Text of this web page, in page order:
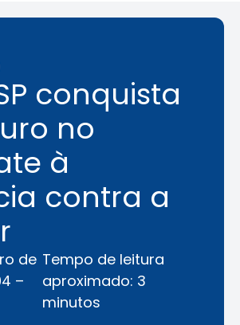
conquista
no
à
contra a
de
–
Tempo de leitura
aproximado: 3
minutos